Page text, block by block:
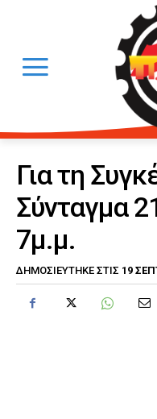
Για τη
Σύνταγμα
7μ.μ.
ΔΗΜΟΣΙΕΎΤΗΚΕ ΣΤΙΣ 19